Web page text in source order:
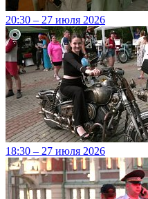
20:30 – 27 июля 2026
18:30 – 27 июля 2026